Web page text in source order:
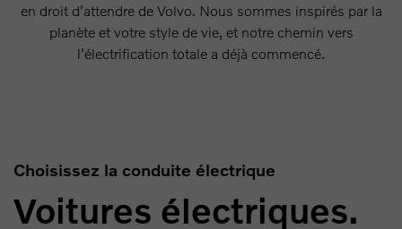
en droit d'attendre de Volvo. Nous sommes inspirés par la
planète et votre style de vie, et notre chemin vers
l'électrification totale a déjà commencé.
Choisissez la conduite électrique
Voitures électriques.